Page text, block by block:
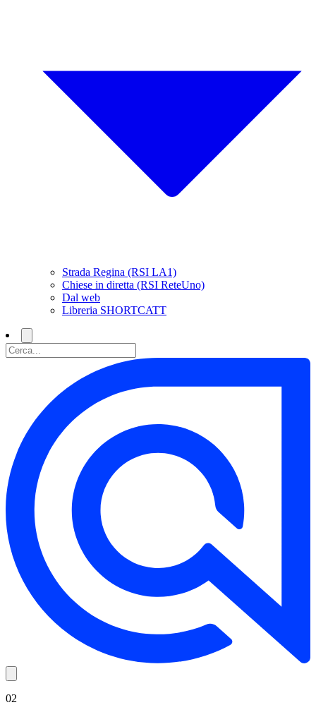
Strada Regina (RSI LA1)
Chiese in diretta (RSI ReteUno)
Dal web
Libreria SHORTCATT
02